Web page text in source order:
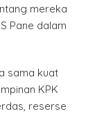
mereka
Pane dalam
sama kuat
KPK
reserse